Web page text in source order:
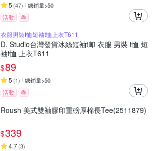
5 (47) 總銷量>50
活動
券
衣服男裝t恤短袖t恤上衣T611
D. Studio台灣發貨冰絲短袖t卹 衣服 男裝 t恤 短
袖t恤 上衣T611
$89
5 (1) 總銷量>50
活動 券
Roush 美式雙袖膠印重磅厚棉長Tee(2511879)
$339
4.7(3)